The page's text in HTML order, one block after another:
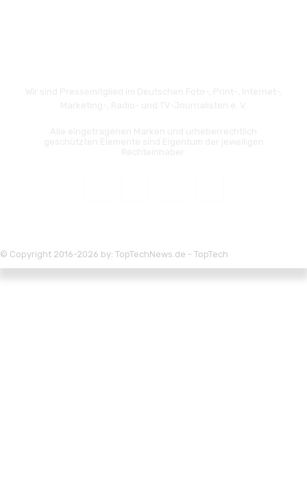
© Copyright 2016-2026 by: TopTechNews.de - TopTech